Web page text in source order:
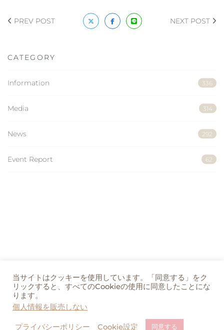
PREV POST NEXT POST
CATEGORY
Information 336
Media 314
News 292
Event Report 62
当サイトはクッキーを使用しています。「同意する」をク
リックすると、すべてのCookieの使用に同意したことにな
ります。
個人情報を販売しない
プライバシーポリシー Cookie設定 同意する